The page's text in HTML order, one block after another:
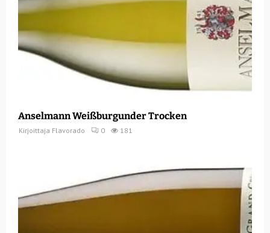
Anselmann Weißburgunder Trocken
Kirjoittaja Flavorado 0 181